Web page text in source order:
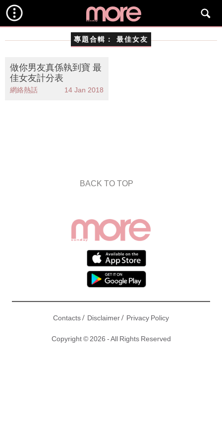
專題合輯： 最佳女友
做你男友真係執到寶 最
佳女友計分表
網絡熱話 14 Jan 2018
BACK TO TOP
Contacts/ Disclaimer/ Privacy Policy
Copyright © 2026 - All Rights Reserved